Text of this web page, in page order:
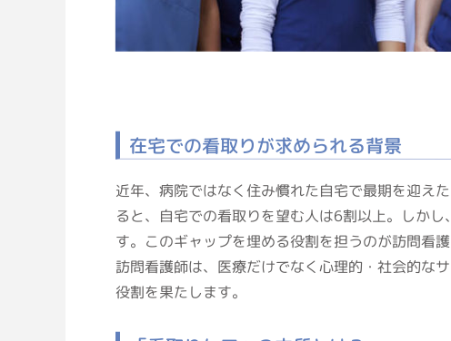
在宅での看取りが求められる背景
近年、病院ではなく住み慣れた自宅で最期を迎え
ると、自宅での看取りを望む人は6割以上。しか
す。このギャップを埋める役割を担うのが訪問看護
訪問看護師は、医療だけでなく心理的・社会的な
役割を果たします。